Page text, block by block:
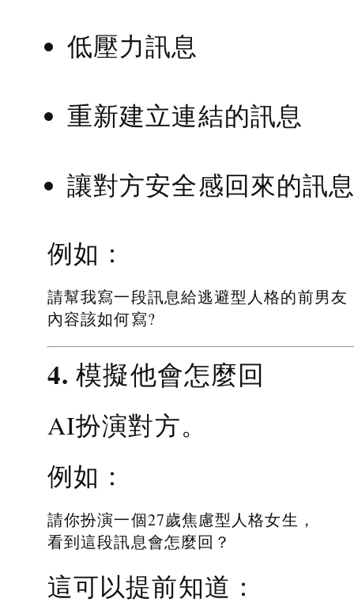
低壓力訊息
重新建立連結的訊息
讓對方安全感回來的訊
例如：
請幫我寫一段訊息給逃避型人格的前男友
內容該如何寫?
4. 模擬他會怎麼回
AI扮演對方。
例如：
請你扮演一個27歲焦慮型人格女生，
看到這段訊息會怎麼回？
這可以提前知道：